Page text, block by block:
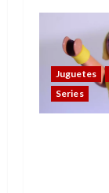
Juguetes
Series